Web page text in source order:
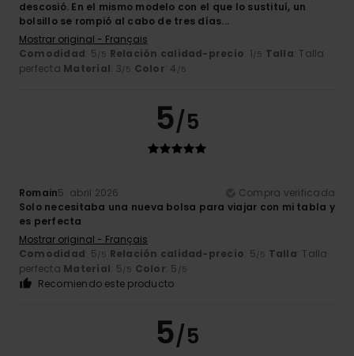
descosió. En el mismo modelo con el que lo sustituí, un
bolsillo se rompió al cabo de tres días...
Mostrar original - Français
Comodidad: 5/5 Relación calidad-precio: 1/5 Talla: Talla
perfecta Material: 3/5 Color: 4 /5
5/5
Romain5. abril 2026
Compra verificada
Solo necesitaba una nueva bolsa para viajar con mi tabla y
es perfecta
Mostrar original - Français
Comodidad: 5/5 Relación calidad-precio: 5/5 Talla: Talla
perfecta Material: 5/5 Color: 5 /5
Recomiendo este producto
5/5